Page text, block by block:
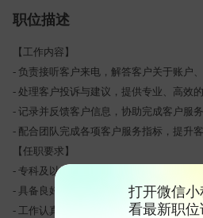
职位描述
【工作内容】
- 负责接听客户来电，解答客户关于账户
- 处理客户投诉与建议，提供专业、高效
- 记录并反馈客户信息，协助完成客户服务
- 配合团队完成各项客户服务指标，提升客
【任职要求】
- 专科及以上学历，专业不限，应届毕业
- 具备良好的沟通能力和倾听能力，普通话
- 工作认真负责，具备较强的服务意识和抗
打开微信小
看最新职位